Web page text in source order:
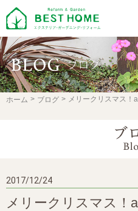
ホーム ブログ メリークリスマス！
2017/12/24
メリークリスマス！